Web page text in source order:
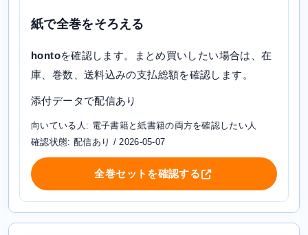
紙で全巻をそろえる
hontoを確認します。まとめ買いしたい場合は、在
庫、巻数、送料込みの支払総額を確認します。
添付データで配信あり
向いている人: 電子書籍と紙書籍の両方を確認したい人
確認状態: 配信あり / 2026-05-07
全巻セットを確認する